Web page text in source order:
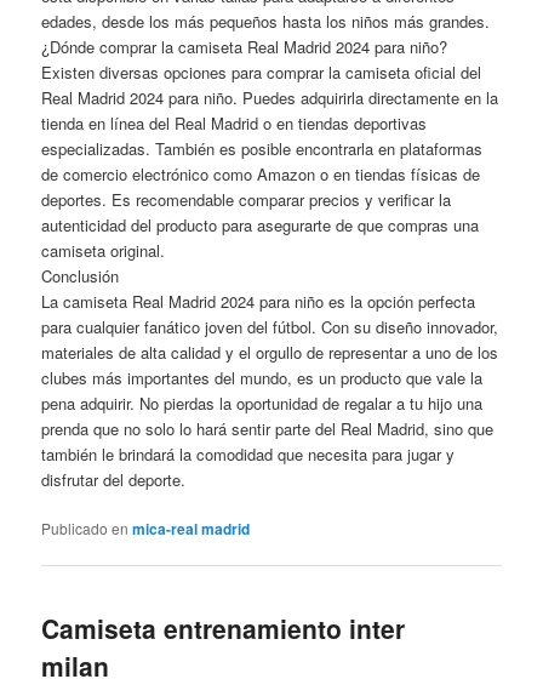
edades, desde los más pequeños hasta los niños más grandes.
¿Dónde comprar la camiseta Real Madrid 2024 para niño?
Existen diversas opciones para comprar la camiseta oficial del
Real Madrid 2024 para niño. Puedes adquirirla directamente en la
tienda en línea del Real Madrid o en tiendas deportivas
especializadas. También es posible encontrarla en plataformas
de comercio electrónico como Amazon o en tiendas físicas de
deportes. Es recomendable comparar precios y verificar la
autenticidad del producto para asegurarte de que compras una
camiseta original.
Conclusión
La camiseta Real Madrid 2024 para niño es la opción perfecta
para cualquier fanático joven del fútbol. Con su diseño innovador,
materiales de alta calidad y el orgullo de representar a uno de los
clubes más importantes del mundo, es un producto que vale la
pena adquirir. No pierdas la oportunidad de regalar a tu hijo una
prenda que no solo lo hará sentir parte del Real Madrid, sino que
también le brindará la comodidad que necesita para jugar y
disfrutar del deporte.
Publicado en mica-real madrid
Camiseta entrenamiento inter
milan